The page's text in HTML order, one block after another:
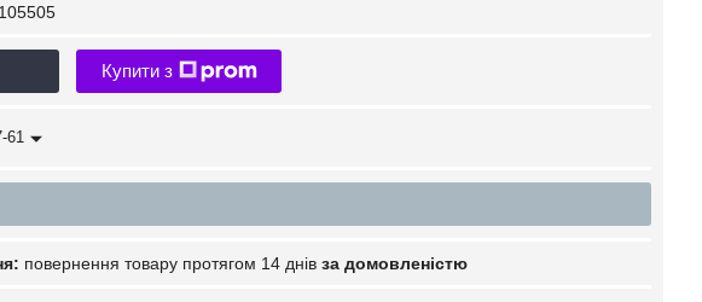
105505
Купити з
61
повернення товару протягом 14 днів за домовленістю